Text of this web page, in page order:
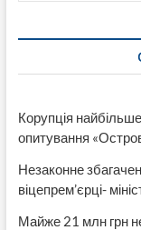
Корупція
опитування
Незаконне
віцепрем’єрці-
Майже 21 млн грн